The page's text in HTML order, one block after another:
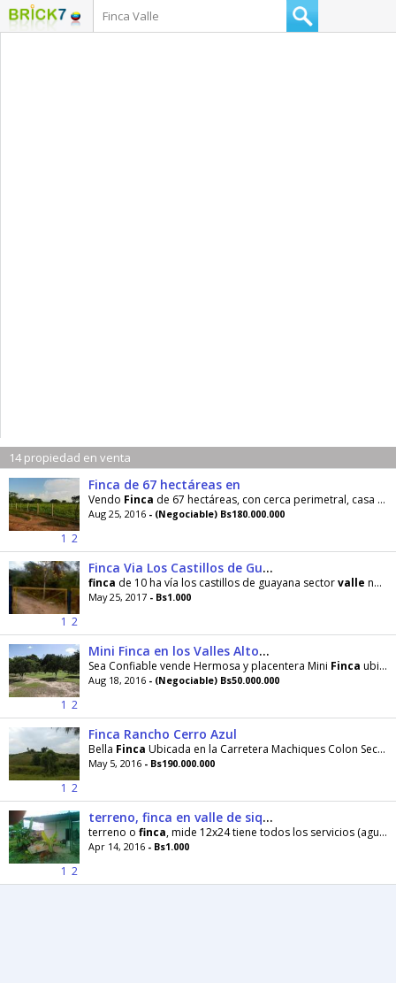
14 propiedad en venta
1 2
Finca de 67 hectáreas en
Vendo Finca de 67 hectáreas, con cerca perimetral, casa con dos cuartos un baño sala cocina
Aug 25, 2016 - (Negociable) Bs180.000.000
1 2
Finca Via Los Castillos de Guayana
finca de 10 ha vía los castillos de guayana sectorvalle nuevo, posee luz y agua de manantial
May 25, 2017 - Bs1.000
1 2
Mini Finca en los Valles Altos de Aguirre Montalban
Sea Confiable vende Hermosa y placentera Mini Finca ubicada en Aguirre-Montalbán Estado Carabobo
Aug 18, 2016 - (Negociable) Bs50.000.000
1 2
Finca Rancho Cerro Azul
Bella Finca Ubicada en la Carretera Machiques Colon Sector
May 5, 2016 - Bs190.000.000
1 2
terreno, finca en valle de siquen saliendo flor amarillo
terreno o finca, mide 12x24 tiene todos los servicios (agua blanca y negra y luz) una habiatacion
Apr 14, 2016 - Bs1.000